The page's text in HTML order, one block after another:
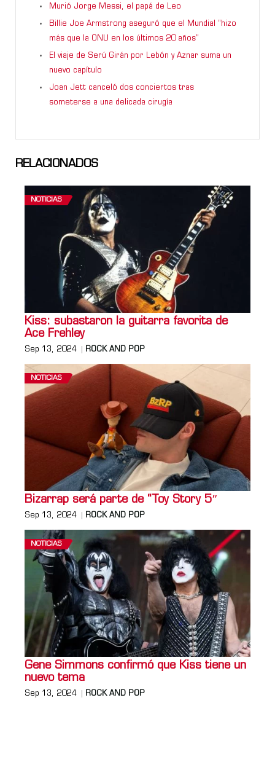
Murió Jorge Messi, el papá de Leo
Billie Joe Armstrong aseguró que el Mundial “hizo
más que la ONU en los últimos 20 años”
El viaje de Serú Girán por Lebón y Aznar suma un
nuevo capítulo
Joan Jett canceló dos conciertos tras
someterse a una delicada cirugía
RELACIONADOS
NOTICIAS
Kiss: subastaron la guitarra favorita de
Ace Frehley
Sep 13, 2024 ROCK AND POP
NOTICIAS
Bizarrap será parte de “Toy Story 5″
Sep 13, 2024 ROCK AND POP
NOTICIAS
Gene Simmons confirmó que Kiss tiene un
nuevo tema
Sep 13, 2024 ROCK AND POP